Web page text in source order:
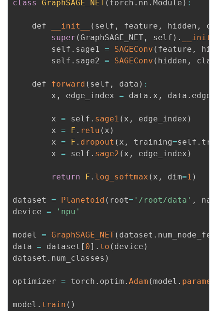
class GraphSAGE_NET ( torch . nn . Module ) :
    def
__init__ ( self , feature , hidden ,
super (GraphSAGE_NET , self ) .
        self
. sage1 = SAGEConv ( feature ,
        self
. sage2 = SAGEConv ( hidden ,
    def
forward ( self , data ) :
        x
, edge_index = data . x , data .
        x
= self . sage1 ( x , edge_index )
        x
= F . relu ( x )
        x
= F . dropout ( x , training=self .
        x
= self . sage2 ( x , edge_index )
return F . log_softmax ( x , dim=1 )
dataset = Planetoid ( root= '/root/data' ,
device = 'npu'
model = GraphSAGE_NET( dataset .
data = dataset [ 0] . to ( device )
dataset . num_classes )
optimizer = torch . optim . Adam ( model .
model . train ( )